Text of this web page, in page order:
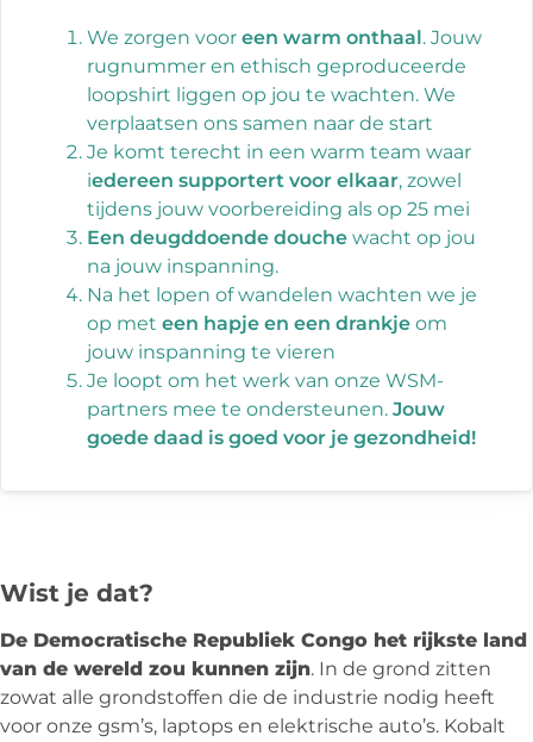
We zorgen voor een warm onthaal. Jouw
rugnummer en ethisch geproduceerde
loopshirt liggen op jou te wachten. We
verplaatsen ons samen naar de start
Je komt terecht in een warm team waar
iedereen supportert voor elkaar, zowel
tijdens jouw voorbereiding als op 25 mei
Een deugddoende douche wacht op jou
na jouw inspanning.
Na het lopen of wandelen wachten we je
op met een hapje en een drankje om
jouw inspanning te vieren
Je loopt om het werk van onze WSM-
partners mee te ondersteunen. Jouw
goede daad is goed voor je gezondheid!
Wist je dat?
De Democratische Republiek Congo het rijkste land
van de wereld zou kunnen zijn. In de grond zitten
zowat alle grondstoffen die de industrie nodig heeft
voor onze gsm’s, laptops en elektrische auto’s. Kobalt